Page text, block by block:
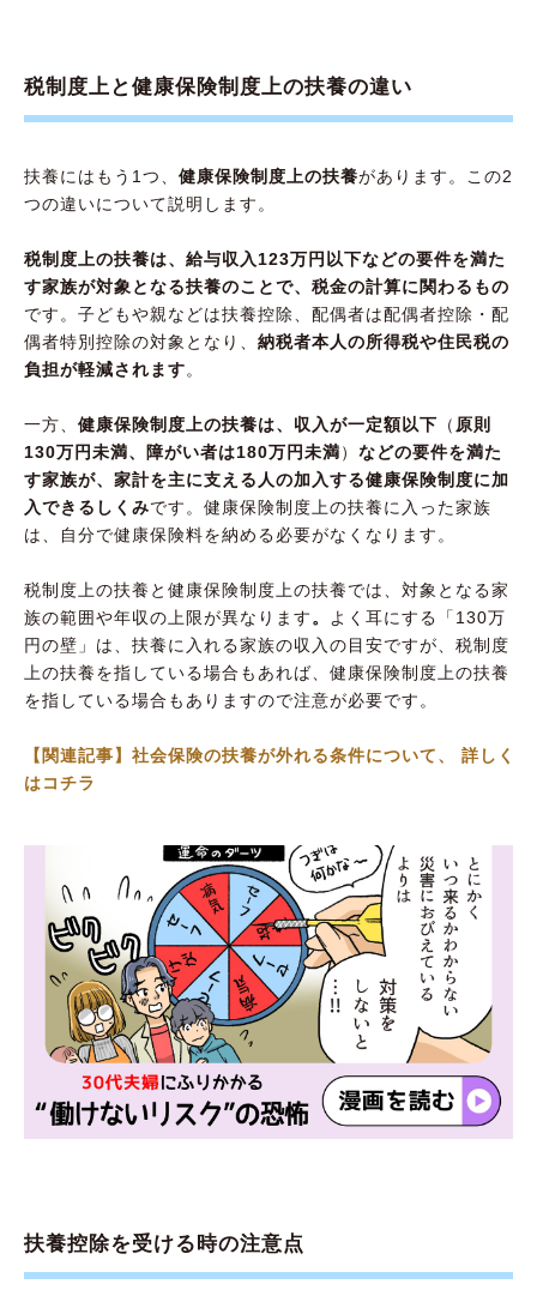
税制度上と健康保険制度上の扶養の違い
扶養にはもう1つ、 健康保険制度上の扶養があります。この2
つの違いについて説明します。
税制度上の扶養は、給与収入123万円以下などの要件を満た
す家族が対象となる扶養のことで、税金の計算に関わるもの
です。子どもや親などは扶養控除、配偶者は配偶者控除・配
偶者特別控除の対象となり、 納税者本人の所得税や住民税の
負担が軽減されます。
一方、 健康保険制度上の扶養は、収入が一定額以下 （ 原則
130万円未満、障がい者は180万円未満） などの要件を満た
す家族が、家計を主に支える人の加入する健康保険制度に加
入できるしくみです。健康保険制度上の扶養に入った家族
は、自分で健康保険料を納める必要がなくなります。
税制度上の扶養と健康保険制度上の扶養では、対象となる家
族の範囲や年収の上限が異なります。 よく耳にする「130万
円の壁」は、扶養に入れる家族の収入の目安ですが、税制度
上の扶養を指している場合もあれば、健康保険制度上の扶養
を指している場合もありますので注意が必要です。
【関連記事】社会保険の扶養が外れる条件について、 詳しく
はコチラ
扶養控除を受ける時の注意点